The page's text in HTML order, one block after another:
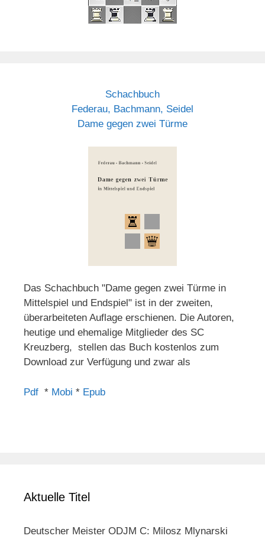
Schachbuch
Federau, Bachmann, Seidel
Dame gegen zwei Türme
Das Schachbuch "Dame gegen zwei Türme in
Mittelspiel und Endspiel" ist in der zweiten,
überarbeiteten Auflage erschienen. Die Autoren,
heutige und ehemalige Mitglieder des SC
Kreuzberg, stellen das Buch kostenlos zum
Download zur Verfügung und zwar als
Pdf * Mobi * Epub
Aktuelle Titel
Deutscher Meister ODJM C: Milosz Mlynarski